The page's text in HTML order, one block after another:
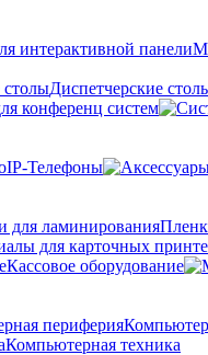
Диспетчерские
конференц систем
Телефоны
для карточных
Кассовое оборудование
Компьютерная техника